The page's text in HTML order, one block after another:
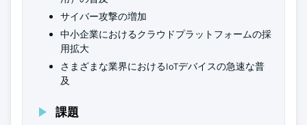
サイバー攻撃の増加
中小企業におけるクラウドプラットフォームの採
用拡大
さまざまな業界におけるIoTデバイスの急速な普
及
課題